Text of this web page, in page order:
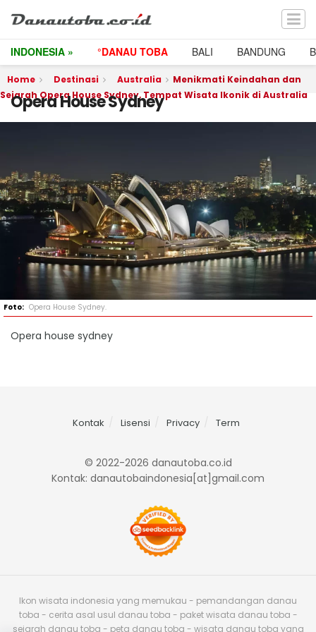
INDONESIA » °DANAU TOBA BALI BANDUNG
Home Destinasi Australia
Menikmati Keindahan dan
Sejarah Opera House Sydney, Tempat Wisata Ikonik di Australia
Opera House Sydney
Opera House Sydney.
Opera house sydney
Kontak Lisensi Privacy Term
© 2022-2026 danautoba.co.id
Kontak: danautobaindonesia[at]gmail.com
Ikon wisata indonesia yang memukau - pemandangan danau
toba - cerita asal usul danau toba - paket wisata danau toba -
sejarah danau toba - peta danau toba - wisata danau toba yang